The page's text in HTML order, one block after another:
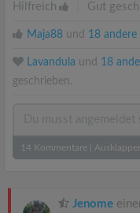
Hilfreich Gut
Maja88 und 18 andere
Lavandula und 18
geschrieben.
14 Kommentare
Jenome